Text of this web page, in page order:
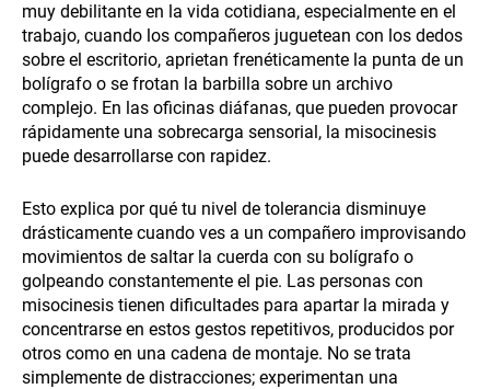
muy debilitante en la vida cotidiana, especialmente en el
trabajo, cuando los compañeros juguetean con los dedos
sobre el escritorio, aprietan frenéticamente la punta de un
bolígrafo o se frotan la barbilla sobre un archivo
complejo. En las oficinas diáfanas, que pueden provocar
rápidamente una sobrecarga sensorial, la misocinesis
puede desarrollarse con rapidez.
Esto explica por qué tu nivel de tolerancia disminuye
drásticamente cuando ves a un compañero improvisando
movimientos de saltar la cuerda con su bolígrafo o
golpeando constantemente el pie. Las personas con
misocinesis tienen dificultades para apartar la mirada y
concentrarse en estos gestos repetitivos, producidos por
otros como en una cadena de montaje. No se trata
simplemente de distracciones; experimentan una